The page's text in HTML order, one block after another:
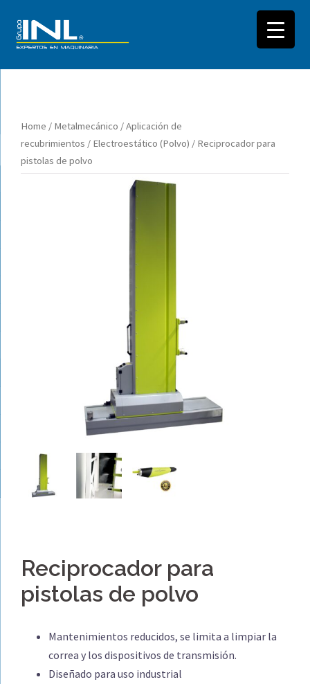
contenido
Home / Metalmecánico /Aplicación de
recubrimientos / Electroestático (Polvo) / Reciprocador para
pistolas de polvo
Reciprocador para
pistolas de polvo
Mantenimientos reducidos, se limita a limpiar la
correa y los dispositivos de transmisión.
Diseñado para uso industrial